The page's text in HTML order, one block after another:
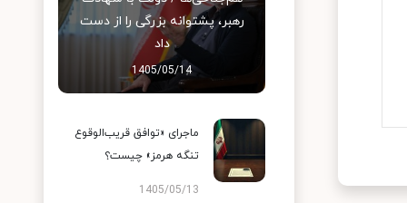
رهبر، پشتوانه بزرگی را از دست
داد
1405/05/14
ماجرای «توافق قریب‌الوقوع
تنگه هرمز» چیست؟
1405/05/13